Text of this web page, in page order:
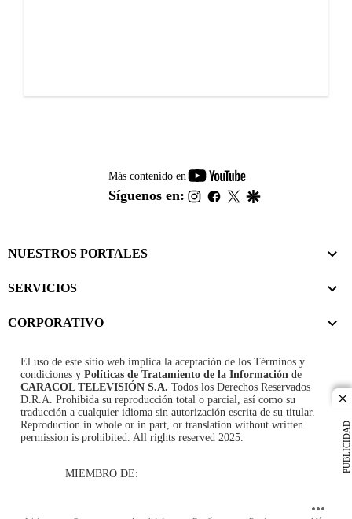
PUBLICIDAD
Más contenido en
youtube-
footer
Síguenos en: instagram
facebook
twitter
NUESTROS PORTALES
SERVICIOS
CORPORATIVO
El uso de este sitio web implica la aceptación de los Términos y
condiciones y Políticas de Tratamiento de la Información de
CARACOL TELEVISIÓN S.A. Todos los Derechos Reservados
D.R.A. Prohibida su reproducción total o parcial, así como su
traducción a cualquier idioma sin autorización escrita de su titular.
Reproduction in whole or in part, or translation without written
permission is prohibited. All rights reserved 2025.
MIEMBRO DE: